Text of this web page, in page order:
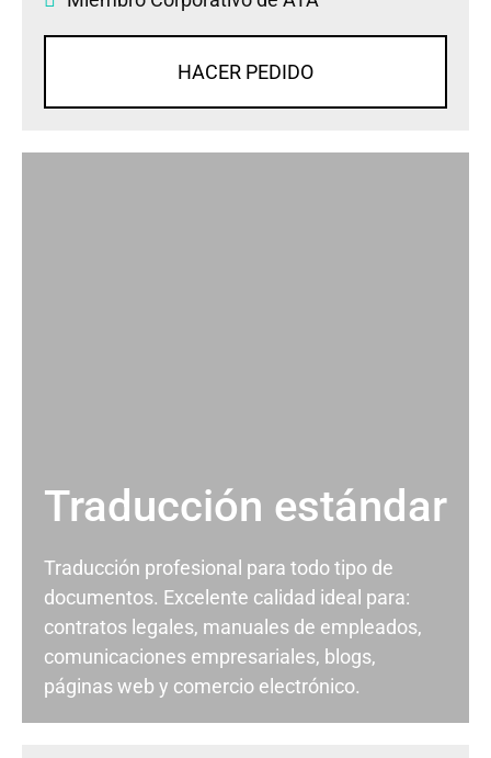
HACER PEDIDO
Traducción estándar
Traducción profesional para todo tipo de
documentos. Excelente calidad ideal para:
contratos legales, manuales de empleados,
comunicaciones empresariales, blogs,
páginas web y comercio electrónico.